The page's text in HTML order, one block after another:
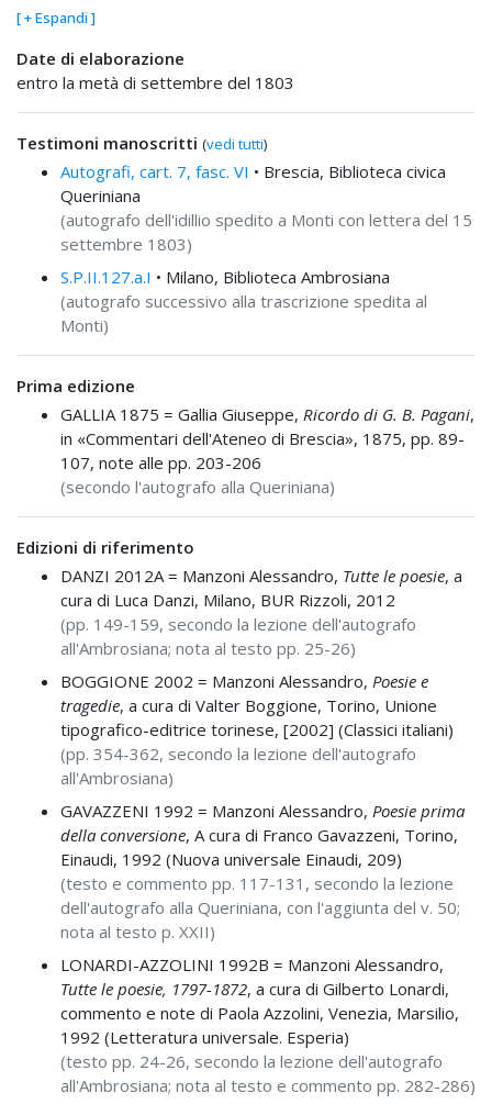
[ + Espandi ]
Date di elaborazione
entro la metà di settembre del 1803
Testimoni manoscritti (vedi tutti)
Autografi, cart. 7, fasc. VI • Brescia, Biblioteca civica
Queriniana
(autografo dell'idillio spedito a Monti con lettera del 15
settembre 1803)
S.P.II.127.a.I • Milano, Biblioteca Ambrosiana
(autografo successivo alla trascrizione spedita al
Monti)
Prima edizione
GALLIA 1875 = Gallia Giuseppe, Ricordo di G. B. Pagani,
in «Commentari dell'Ateneo di Brescia», 1875, pp. 89-
107, note alle pp. 203-206
(secondo l'autografo alla Queriniana)
Edizioni di riferimento
DANZI 2012A = Manzoni Alessandro, Tutte le poesie, a
cura di Luca Danzi, Milano, BUR Rizzoli, 2012
(pp. 149-159, secondo la lezione dell'autografo
all'Ambrosiana; nota al testo pp. 25-26)
BOGGIONE 2002 = Manzoni Alessandro, Poesie e
tragedie, a cura di Valter Boggione, Torino, Unione
tipografico-editrice torinese, [2002] (Classici italiani)
(pp. 354-362, secondo la lezione dell'autografo
all'Ambrosiana)
GAVAZZENI 1992 = Manzoni Alessandro, Poesie prima
della conversione, A cura di Franco Gavazzeni, Torino,
Einaudi, 1992 (Nuova universale Einaudi, 209)
(testo e commento pp. 117-131, secondo la lezione
dell'autografo alla Queriniana, con l'aggiunta del v. 50;
nota al testo p. XXII)
LONARDI-AZZOLINI 1992B = Manzoni Alessandro,
Tutte le poesie, 1797-1872, a cura di Gilberto Lonardi,
commento e note di Paola Azzolini, Venezia, Marsilio,
1992 (Letteratura universale. Esperia)
(testo pp. 24-26, secondo la lezione dell'autografo
all'Ambrosiana; nota al testo e commento pp. 282-286)